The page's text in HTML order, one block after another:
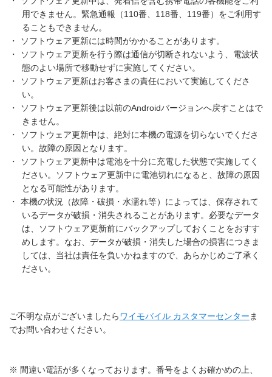
用できません。緊急通報（110番、118番、119番）をご利用す
ることもできません。
・
ソフトウェア更新には時間がかかることがあります。
・
ソフトウェア更新を行う際は通信が切断されないよう、電波状
態のよい場所で移動せずに実施してください。
・
ソフトウェア更新はお客さまの責任において実施してくださ
い。
・
ソフトウェア更新後は以前のAndroidバージョンへ戻すことはで
きません。
・
ソフトウェア更新中は、絶対に本機の電源を切らないでくださ
い。故障の原因となります。
・
ソフトウェア更新中は電池を十分に充電した状態で実施してく
ださい。ソフトウェア更新中に電池切れになると、故障の原因
となる可能性があります。
・
本機の状況（故障・破損・水濡れ等）によっては、保存されて
いるデータが破損・消失されることがあります。必要なデータ
は、ソフトウェア更新前にバックアップしておくことをおすす
めします。なお、データが破損・消失した場合の損害につきま
しては、当社は責任を負いかねますので、あらかじめご了承く
ださい。
ご不明な点がございましたらワイモバイル カスタマーセンター ま
でお問い合わせください。
※ 間違い電話が多くなっております。番号をよくお確かめの上、